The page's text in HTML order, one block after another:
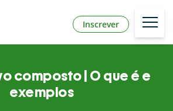
Inscrever
composto | O que é e
exemplos